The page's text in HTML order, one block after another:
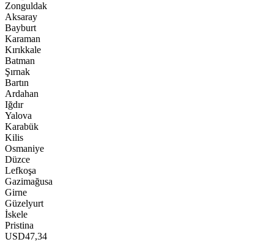
Zonguldak
Aksaray
Bayburt
Karaman
Kırıkkale
Batman
Şırnak
Bartın
Ardahan
Iğdır
Yalova
Karabük
Kilis
Osmaniye
Düzce
Lefkoşa
Gazimağusa
Girne
Güzelyurt
İskele
Pristina
USD47,34